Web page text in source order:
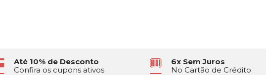
Até 10% de Desconto
Confira os cupons ativos
6x Sem Juros
No Cartão de Crédito